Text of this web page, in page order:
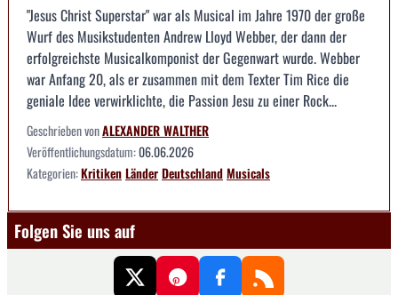
"Jesus Christ Superstar" war als Musical im Jahre 1970 der große
Wurf des Musikstudenten Andrew Lloyd Webber, der dann der
erfolgreichste Musicalkomponist der Gegenwart wurde. Webber
war Anfang 20, als er zusammen mit dem Texter Tim Rice die
geniale Idee verwirklichte, die Passion Jesu zu einer Rock...
Geschrieben vonALEXANDER WALTHER
Veröffentlichungsdatum:06.06.2026
Kategorien:KritikenLänderDeutschlandMusicals
Folgen Sie uns auf